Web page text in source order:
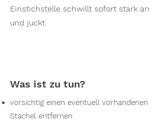
Einstichstelle schwillt sofort stark an
und juckt.
Was ist zu tun?
vorsichtig einen eventuell vorhandenen
Stachel entfernen